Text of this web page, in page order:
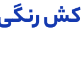
کش رنگی